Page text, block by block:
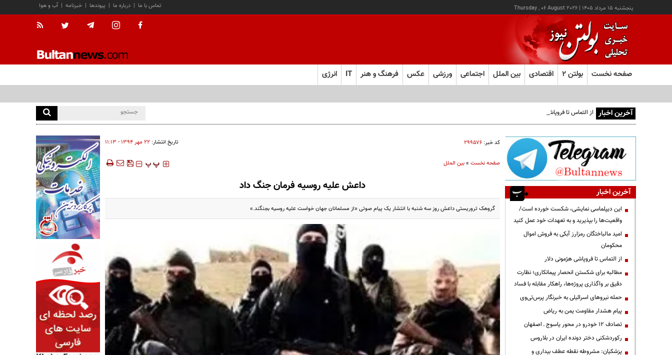
پنجشنبه ۱۵ مرداد ۱۴۰۵ |
Thursday , 06 August 2026 آب و هوا | خبرنامه | پیوندها | درباره ما | تماس با ما
صفحه نخست بولتن ۲ اقتصادی بین الملل اجتماعی ورزشی عکس فرهنگ و هنر IT انرژی
آخرین اخبار از التماس تا فروپاشی هژمونی دلار
کد خبر: ۲۹۹۵۷۶ تاریخ انتشار: ۲۲ مهر ۱۳۹۴ - ۱۱:۱۳
صفحه نخست»بین الملل ‍‍‍ پ پ
داعش علیه روسیه فرمان جنگ داد
گروهک تروریستی داعش روز سه شنبه با انتشار یک پیام صوتی «از مسلمانان جهان خواست علیه روسیه بجنگند.»
آخرین اخبار
این دیپلماسی نمایشی، شکست خورده است/
واقعیت‌ها را بپذیرید و به تعهدات خود عمل کنید
امید مالباختگان رمزارز آبکی به فروش اموال
محکومان
از التماس تا فروپاشی هژمونی دلار
مطالبه برای شکستن انحصار پیمانکاری؛ نظارت
دقیق بر واگذاری پروژه‌ها، راهکار مقابله با فساد
حمله نیروهای اسرائیلی به خبرنگار پرس‌تی‌وی
پیام هشدار مقاومت یمن به ریاض
تصادف ۱۲ خودرو در محور یاسوج ـ اصفهان
رکوردشکنی دختر دونده ایران در بلاروس
پزشکیان: مشروطه نقطه عطف بیداری و